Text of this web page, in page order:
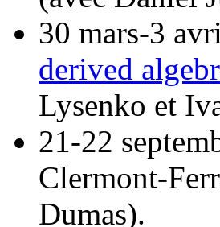
30 mars-3
derived
Lysenko et
21-22
Clermont-
Dumas).